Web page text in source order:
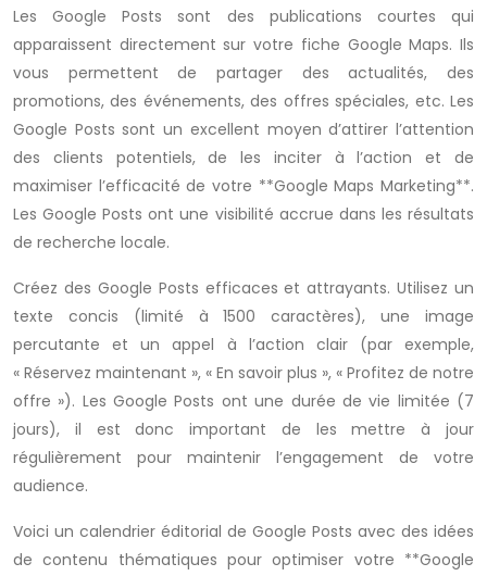
Les Google Posts sont des publications courtes qui
apparaissent directement sur votre fiche Google Maps. Ils
vous permettent de partager des actualités, des
promotions, des événements, des offres spéciales, etc. Les
Google Posts sont un excellent moyen d’attirer l’attention
des clients potentiels, de les inciter à l’action et de
maximiser l’efficacité de votre **Google Maps Marketing**.
Les Google Posts ont une visibilité accrue dans les résultats
de recherche locale.
Créez des Google Posts efficaces et attrayants. Utilisez un
texte concis (limité à 1500 caractères), une image
percutante et un appel à l’action clair (par exemple,
« Réservez maintenant », « En savoir plus », « Profitez de notre
offre »). Les Google Posts ont une durée de vie limitée (7
jours), il est donc important de les mettre à jour
régulièrement pour maintenir l’engagement de votre
audience.
Voici un calendrier éditorial de Google Posts avec des idées
de contenu thématiques pour optimiser votre **Google